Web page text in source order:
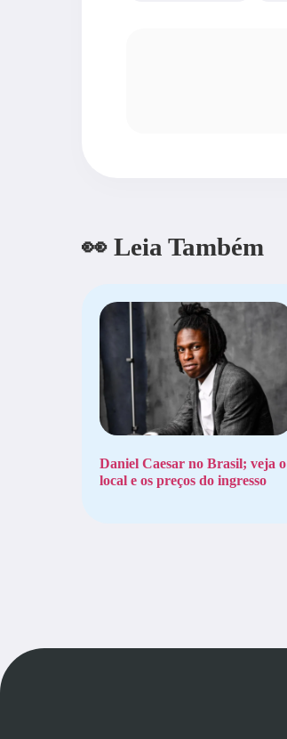
👀 Leia Também
Daniel Caesar no Brasil; veja o
local e os preços do ingresso